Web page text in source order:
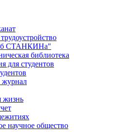
СТАНКИНа"
библиотека
для студентов
жизнь
научное общество